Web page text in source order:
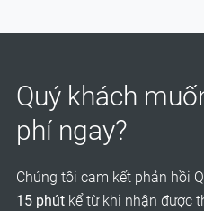
Quý khách
phí ngay?
Chúng tôi cam kết phản hồi
15 phútkể từ khi nhận được